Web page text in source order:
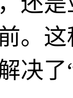
。
决